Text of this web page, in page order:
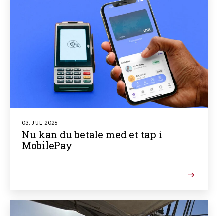
03. JUL 2026
Nu kan du betale med et tap i
MobilePay